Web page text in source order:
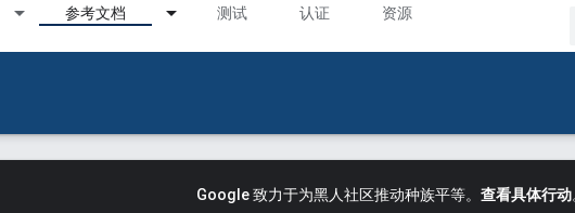
参考文档 测试 认证 资源
Google 致力于为黑人社区推动种族平等。 查看具体行动